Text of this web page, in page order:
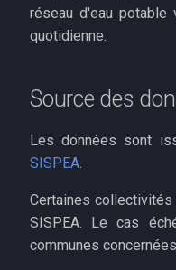
réseau d'eau potable
quotidienne.
Source des
Les données sont
SISPEA.
Certaines
SISPEA. Le cas
communes